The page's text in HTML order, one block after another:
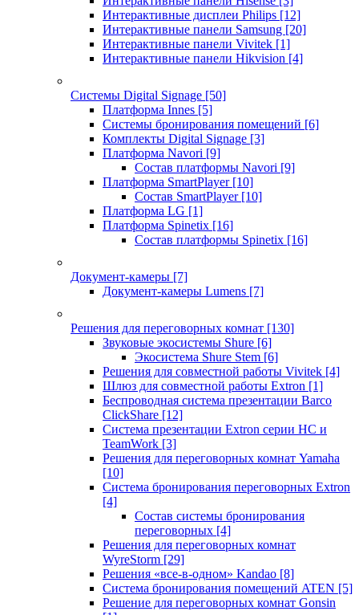
Интерактивные дисплеи Philips [12]
Интерактивные панели Samsung [20]
Интерактивные панели Vivitek [1]
Интерактивные панели Hikvision [4]
Системы Digital Signage [50]
Платформа Innes [5]
Системы бронирования помещений [6]
Комплекты Digital Signage [3]
Платформа Navori [9]
Состав платформы Navori [9]
Платформа SmartPlayer [10]
Состав SmartPlayer [10]
Платформа LG [1]
Платформа Spinetix [16]
Состав платформы Spinetix [16]
Документ-камеры [7]
Документ-камеры Lumens [7]
Решения для переговорных комнат [130]
Звуковые экосистемы Shure [6]
Экосистема Shure Stem [6]
Решения для совместной работы Vivitek [4]
Шлюз для совместной работы Extron [1]
Беспроводная система презентации Barco
ClickShare [12]
Система презентации Extron серии HC и
TeamWork [3]
Решения для переговорных комнат Yamaha
[10]
Система бронирования переговорных Extron
[4]
Состав системы бронирования
переговорных [4]
Решения для переговорных комнат
WyreStorm [29]
Решения «все-в-одном» Kandao [8]
Система бронирования помещений ATEN [5]
Решение для переговорных комнат Gonsin